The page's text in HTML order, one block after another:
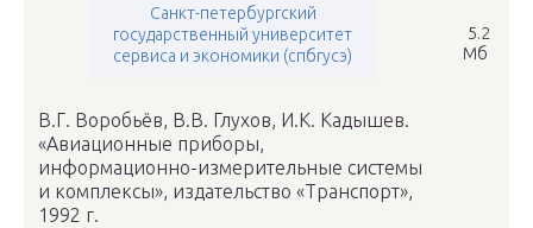
Санкт-петербургский
государственный университет
сервиса и экономики (спбгусэ)
В.Г. Воробьёв, В.В. Глухов, И.К. Кадышев.
«Авиационные приборы,
информационно-измерительные системы
и комплексы», издательство «Транспорт»,
1992 г.
5.2
Мб